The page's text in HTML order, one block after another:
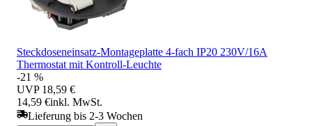
Steckdoseneinsatz-Montageplatte 4-fach IP20 230V/16A
Thermostat mit Kontroll-Leuchte
-21 %
UVP 18,59 €
14,59 €inkl. MwSt.
Lieferung bis 2-3 Wochen